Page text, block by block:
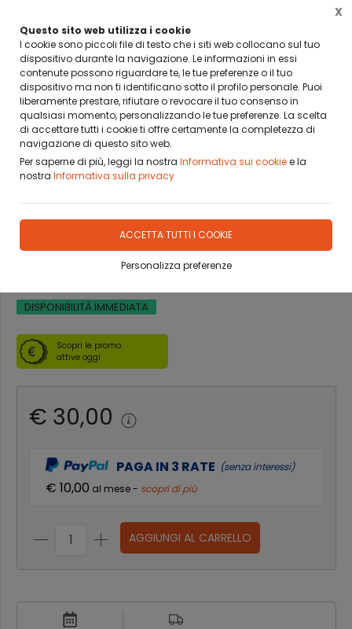
Questo sito web utilizza i cookie
I cookie sono piccoli file di testo che i siti web collocano sul tuo
dispositivo durante la navigazione. Le informazioni in essi
contenute possono riguardare te, le tue preferenze o il tuo
dispositivo ma non ti identificano sotto il profilo personale. Puoi
liberamente prestare, rifiutare o revocare il tuo consenso in
qualsiasi momento, personalizzando le tue preferenze. La scelta
di accettare tutti i cookie ti offre certamente la completezza di
navigazione di questo sito web.
Per saperne di più, leggi la nostra Informativa sui cookiee la
nostra Informativa sulla privacy
ACCETTA TUTTI I COOKIE
Personalizza preferenze
X
DA OGGI PUOI PAGARE CON BANCA SELLA PAY BY LINK
Home Prodotti PING PONG ACCESSORI ACCESSORI VARI
PORTA RACCHETTE PER PING
PONG
DISPONIBILITÀ IMMEDIATA
Scopri le promo
attive oggi
€ 30,00
PAGA IN 3 RATE (senza interessi)
€ 10,00 al mese - scopri di più
AGGIUNGI AL CARRELLO